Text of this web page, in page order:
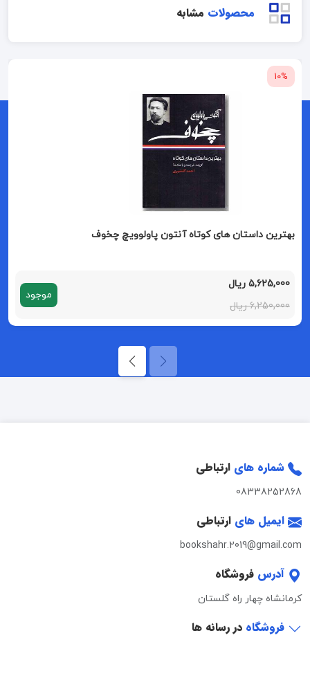
محصولات مشابه
10%
بهترین داستان های کوتاه آنتون پاولوویچ چخوف
5,625,000 ریال
6,250,000 ریال
موجود
شماره های ارتباطی
08338252868
ایمیل های ارتباطی
bookshahr.2019@gmail.com
آدرس فروشگاه
کرمانشاه چهار راه گلستان
فروشگاه در رسانه ها